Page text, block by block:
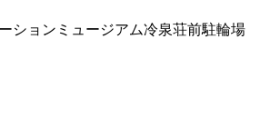
ションミュージアム冷泉荘前駐輪場